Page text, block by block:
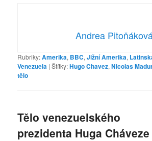
Andrea
Rubriky:Amerika, BBC,Jižní Amerika,
Venezuela |Štítky:Hugo Chavez,Nicolas
tělo
Tělo venezuelského
prezidenta Huga Cháveze